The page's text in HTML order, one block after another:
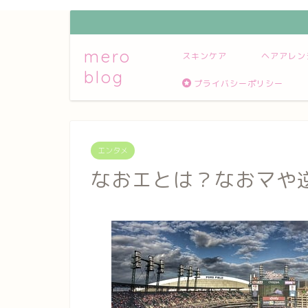
mero
blog
スキンケア ヘアアレン
プライバシーポリシー
エンタメ
なおエとは？なおマや